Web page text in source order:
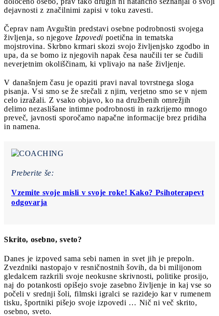
dejavnosti z značilnimi zapisi v toku zavesti.
Čeprav nam Avguštin predstavi osebne podrobnosti svojega
življenja, so njegove Izpovedi poetična in tematska
mojstrovina. Skrbno krmari skozi svojo življenjsko zgodbo in
upa, da se bomo iz njegovih napak česa naučili ter se čudili
neverjetnim okoliščinam, ki vplivajo na naše življenje.
V današnjem času je opaziti pravi naval tovrstnega sloga
pisanja. Vsi smo se že srečali z njim, verjetno smo se v njem
celo izražali. Z vsako objavo, ko na družbenih omrežjih
delimo nezaslišane intimne podrobnosti in razkrijemo mnogo
preveč, javnosti sporočamo napačne informacije brez pridiha
in namena.
Preberite še:
Vzemite svoje misli v svoje roke! Kako? Psihoterapevt
odgovarja
Skrito, osebno, sveto?
Danes je izpoved sama sebi namen in svet jih je prepoln.
Zvezdniki nastopajo v resničnostnih šovih, da bi milijonom
gledalcem razkrili svoje neokusne skrivnosti, politike prosijo,
naj do potankosti opišejo svoje zasebno življenje in kaj vse so
počeli v srednji šoli, filmski igralci se razidejo kar v rumenem
tisku, športniki pišejo svoje izpovedi … Nič ni več skrito,
osebno, sveto.